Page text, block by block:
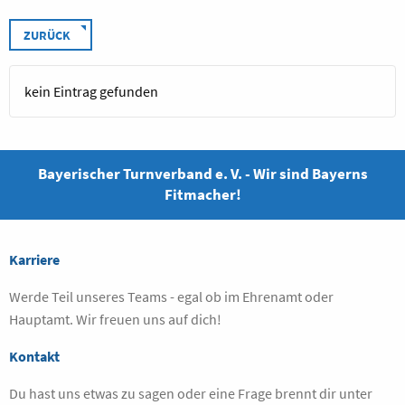
ZURÜCK
kein Eintrag gefunden
Bayerischer Turnverband e. V. - Wir sind Bayerns
Fitmacher!
Karriere
Werde Teil unseres Teams - egal ob im Ehrenamt oder
Hauptamt. Wir freuen uns auf dich!
Kontakt
Du hast uns etwas zu sagen oder eine Frage brennt dir unter